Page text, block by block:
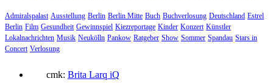
Admiralspalast Ausstellung Berlin Berlin Mitte Buch Buchverlosung Deutschland Estrel
Berlin Film Gesundheit Gewinnspiel Kiezreportage Kinder Konzert Künstler
Lokalnachrichten Musik Neukölln Pankow Ratgeber Show Sommer Spandau Stars in
Concert Verlosung
cmk: Brita Larq iQ